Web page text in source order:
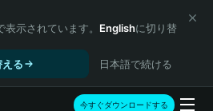
表示されています。 Englishに切り替
る
日本語で続ける
今すぐダウンロードする